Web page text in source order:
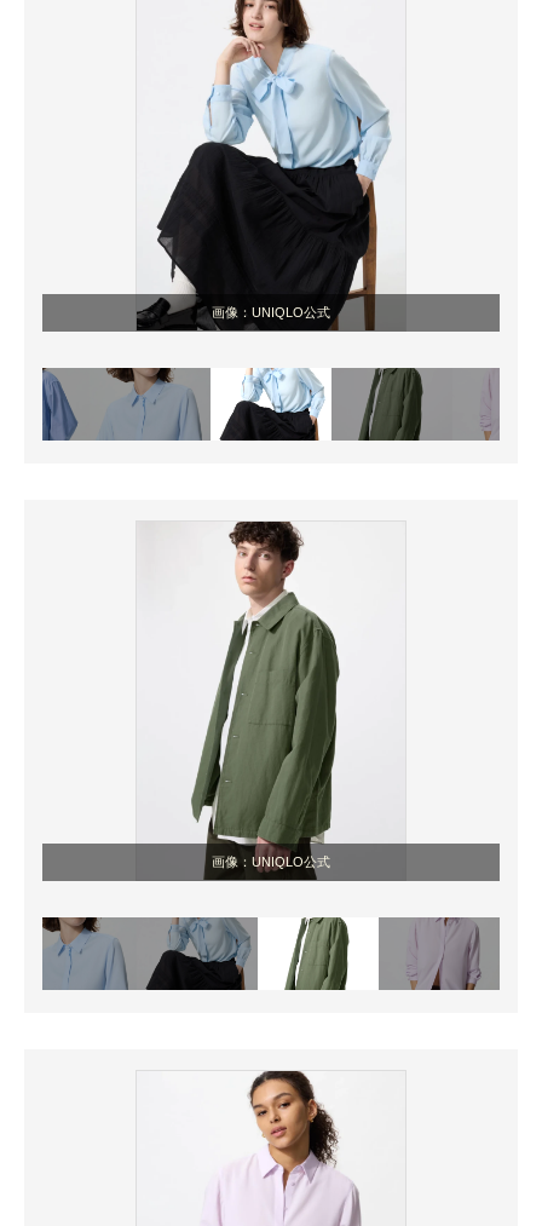
画像：UNIQLO公式
画像：UNIQLO公式